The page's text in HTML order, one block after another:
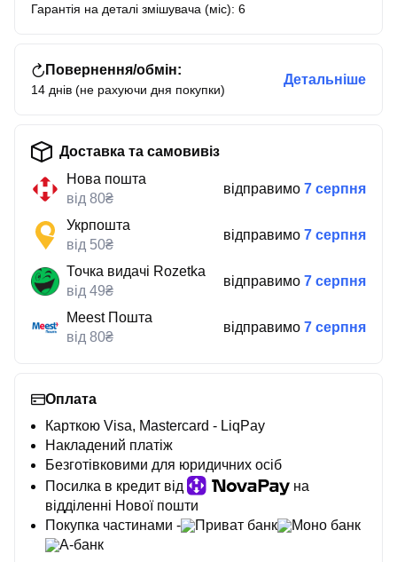
Гарантія на деталі змішувача (міс): 6
Повернення/обмін:
14 днів (не рахуючи дня покупки)
Детальніше
Доставка та самовивіз
Нова пошта
від 80₴
відправимо 7 серпня
Укрпошта
від 50₴
відправимо 7 серпня
Точка видачі Rozetka
від 49₴
відправимо 7 серпня
Meest Пошта
від 80₴
відправимо 7 серпня
Оплата
Карткою Visa, Mastercard - LiqPay
Накладений платіж
Безготівковими для юридичних осіб
Посилка в кредит від
на
відділенні Нової пошти
Покупка частинами -
Приват банк
Моно банк
А-банк